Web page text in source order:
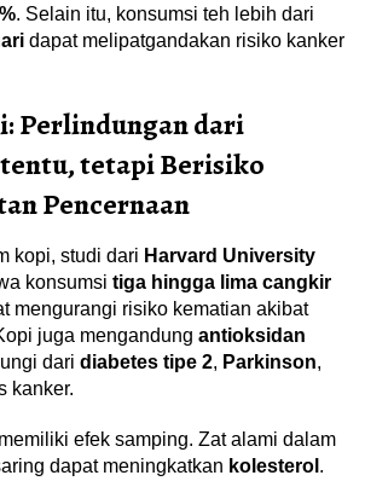
. Selain itu, konsumsi teh lebih dari
dapat melipatgandakan risiko kanker
Perlindungan dari
tetapi Berisiko
Pencernaan
kopi, studi dari Harvard University
konsumsi tiga hingga lima cangkir
mengurangi risiko kematian akibat
juga mengandung antioksidan
dari diabetes tipe 2, Parkinson,
kanker.
efek samping. Zat alami dalam
dapat meningkatkan kolesterol .